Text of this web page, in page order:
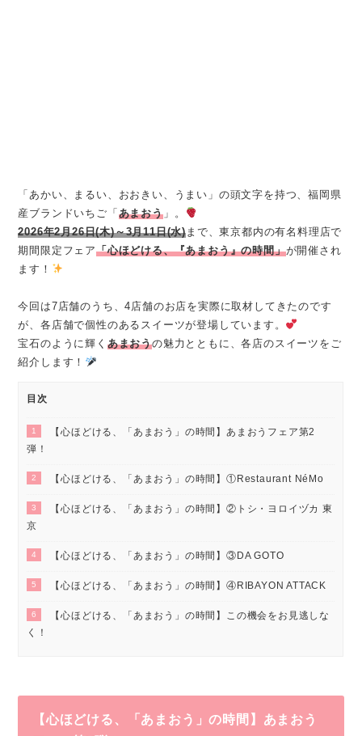
「あかい、まるい、おおきい、うまい」の頭文字を持つ、福岡県
産ブランドいちご「 あまおう」。
2026年2月26日(木)～3月11日(水) まで、東京都内の有名料理店で
期間限定フェア「心ほどける、『あまおう』の時間」が開催され
ます！
今回は7店舗のうち、4店舗のお店を実際に取材してきたのです
が、各店舗で個性のあるスイーツが登場しています。
宝石のように輝く あまおうの魅力とともに、各店のスイーツをご
紹介します！
目次
1
【心ほどける、「あまおう」の時間】あまおうフェア第2
弾！
2 【心ほどける、「あまおう」の時間】①Restaurant NéMo
3
【心ほどける、「あまおう」の時間】②トシ・ヨロイヅカ 東
京
4 【心ほどける、「あまおう」の時間】③DA GOTO
5 【心ほどける、「あまおう」の時間】④RIBAYON ATTACK
6
【心ほどける、「あまおう」の時間】この機会をお見逃しな
く！
【心ほどける、「あまおう」の時間】あまおう